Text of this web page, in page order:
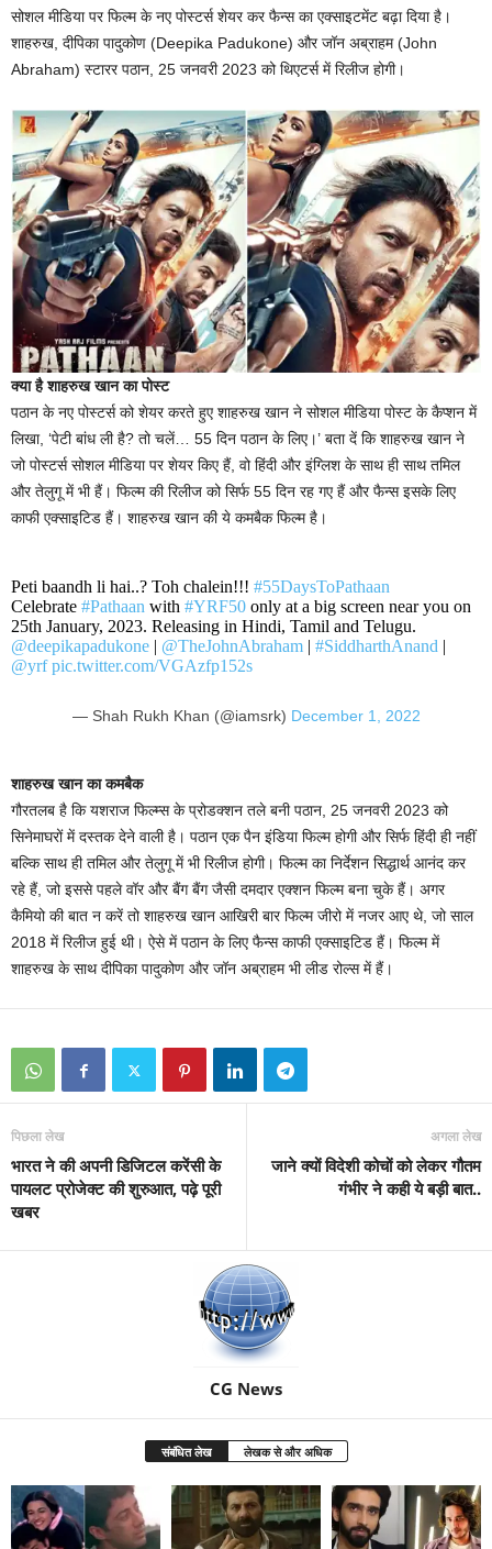
सोशल मीडिया पर फिल्म के नए पोस्टर्स शेयर कर फैन्स का एक्साइटमेंट बढ़ा दिया है।
शाहरुख, दीपिका पादुकोण (Deepika Padukone) और जॉन अब्राहम (John
Abraham) स्टारर पठान, 25 जनवरी 2023 को थिएटर्स में रिलीज होगी।
क्या है शाहरुख खान का पोस्ट
पठान के नए पोस्टर्स को शेयर करते हुए शाहरुख खान ने सोशल मीडिया पोस्ट के कैप्शन में
लिखा, ‘पेटी बांध ली है? तो चलें… 55 दिन पठान के लिए।’ बता दें कि शाहरुख खान ने
जो पोस्टर्स सोशल मीडिया पर शेयर किए हैं, वो हिंदी और इंग्लिश के साथ ही साथ तमिल
और तेलुगू में भी हैं। फिल्म की रिलीज को सिर्फ 55 दिन रह गए हैं और फैन्स इसके लिए
काफी एक्साइटिड हैं। शाहरुख खान की ये कमबैक फिल्म है।
Peti baandh li hai..? Toh chalein!!! #55DaysToPathaan
Celebrate #Pathaan with #YRF50 only at a big screen near you on
25th January, 2023. Releasing in Hindi, Tamil and Telugu.
@deepikapadukone
@TheJohnAbraham #SiddharthAnand
@yrf pic.twitter.com/VGAzfp152s
— Shah Rukh Khan (@iamsrk) December 1, 2022
शाहरुख खान का कमबैक
गौरतलब है कि यशराज फिल्म्स के प्रोडक्शन तले बनी पठान, 25 जनवरी 2023 को
सिनेमाघरों में दस्तक देने वाली है। पठान एक पैन इंडिया फिल्म होगी और सिर्फ हिंदी ही नहीं
बल्कि साथ ही तमिल और तेलुगू में भी रिलीज होगी। फिल्म का निर्देशन सिद्धार्थ आनंद कर
रहे हैं, जो इससे पहले वॉर और बैंग बैंग जैसी दमदार एक्शन फिल्म बना चुके हैं। अगर
कैमियो की बात न करें तो शाहरुख खान आखिरी बार फिल्म जीरो में नजर आए थे, जो साल
2018 में रिलीज हुई थी। ऐसे में पठान के लिए फैन्स काफी एक्साइटिड हैं। फिल्म में
शाहरुख के साथ दीपिका पादुकोण और जॉन अब्राहम भी लीड रोल्स में हैं।
पिछला लेख
भारत ने की अपनी डिजिटल करेंसी के
पायलट प्रोजेक्ट की शुरुआत, पढ़े पूरी
खबर
अगला लेख
जाने क्यों विदेशी कोचों को लेकर गौतम
गंभीर ने कही ये बड़ी बात..
CG News
संबंधित लेख लेखक से और अधिक